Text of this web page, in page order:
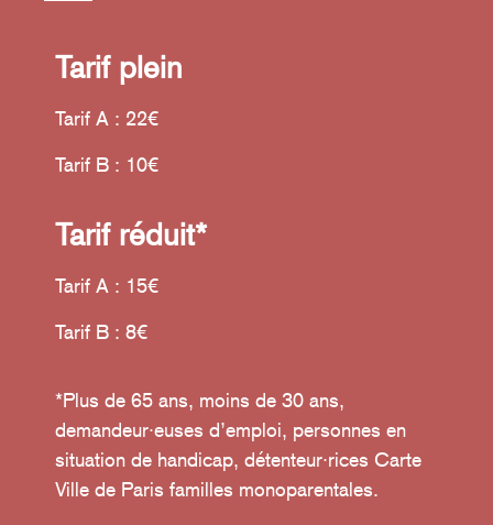
Tarif plein
Tarif A : 22€
Tarif B : 10€
Tarif réduit*
Tarif A : 15€
Tarif B : 8€
*Plus de 65 ans, moins de 30 ans,
demandeur·euses d’emploi, personnes en
situation de handicap, détenteur·rices Carte
Ville de Paris familles monoparentales.